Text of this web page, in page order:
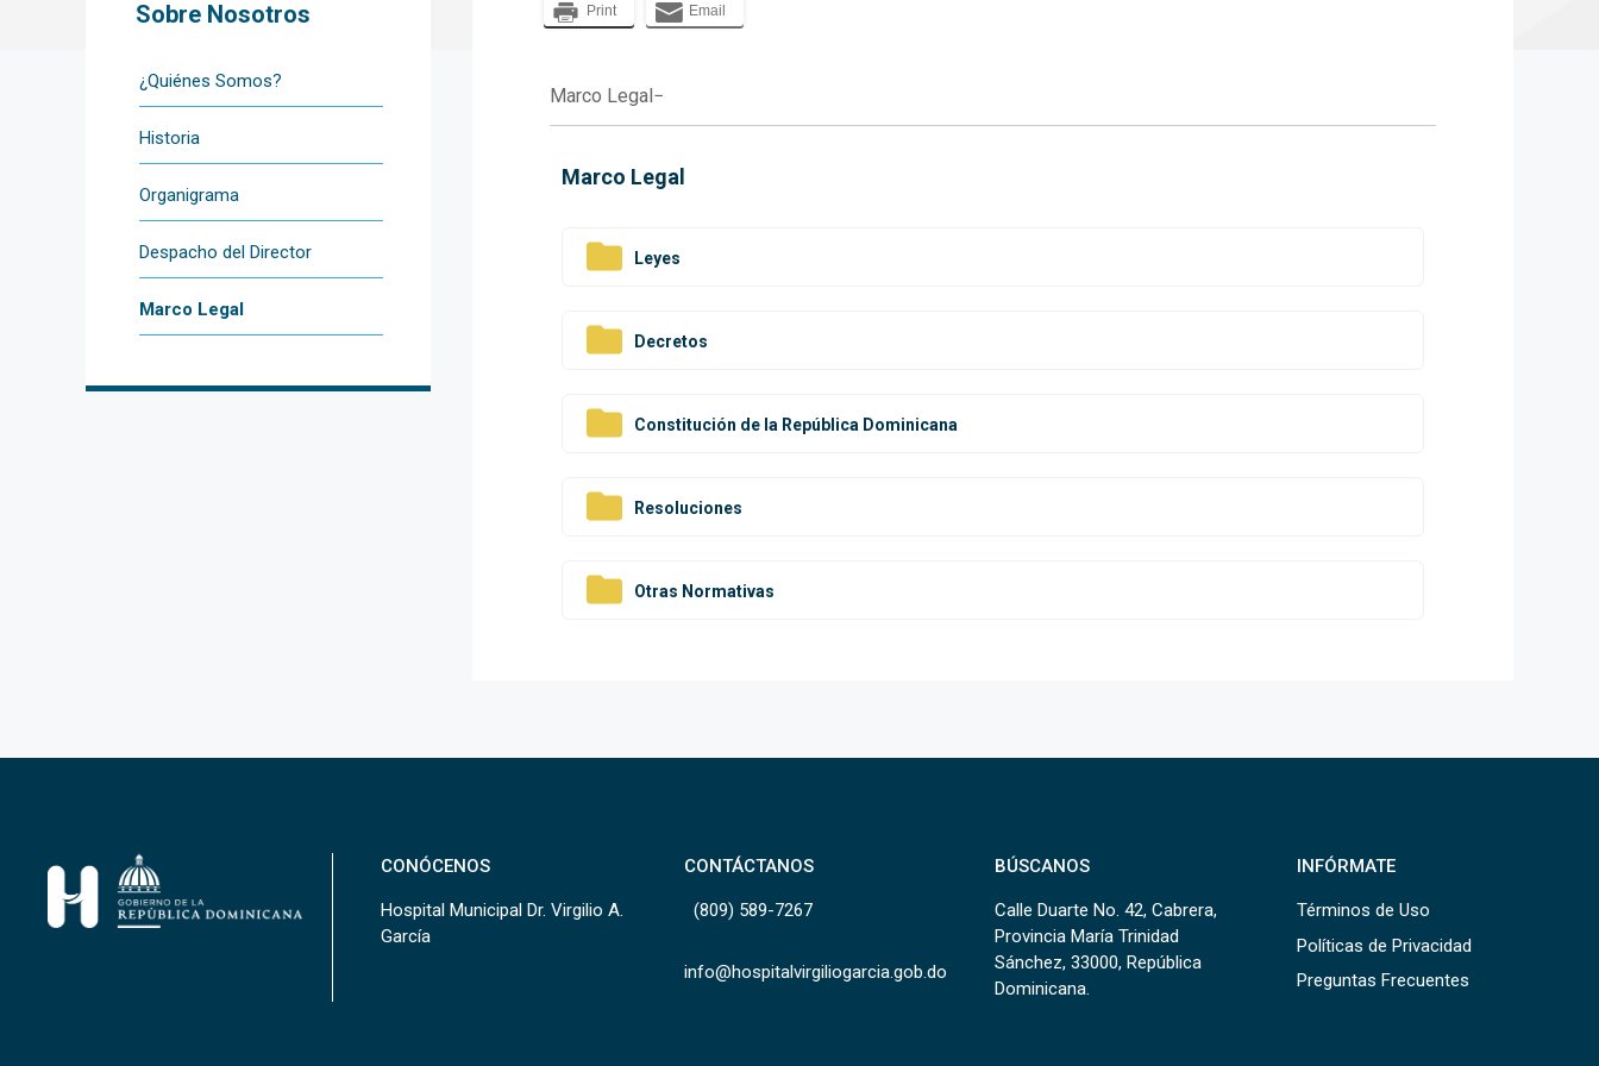
Print Email
Marco Legal
Marco Legal
Leyes
Decretos
Constitución de la República Dominicana
Resoluciones
Otras Normativas
Sobre Nosotros
¿Quiénes Somos?
Historia
Organigrama
Despacho del Director
Marco Legal
CONÓCENOS
Hospital Municipal Dr. Virgilio A.
García
CONTÁCTANOS
(809) 589-7267
info@hospitalvirgiliogarcia.gob.do
BÚSCANOS
Calle Duarte No. 42, Cabrera,
Provincia María Trinidad
Sánchez, 33000, República
Dominicana.
INFÓRMATE
Términos de Uso
Políticas de Privacidad
Preguntas Frecuentes